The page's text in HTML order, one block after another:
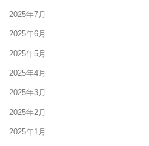
2025年7月
2025年6月
2025年5月
2025年4月
2025年3月
2025年2月
2025年1月